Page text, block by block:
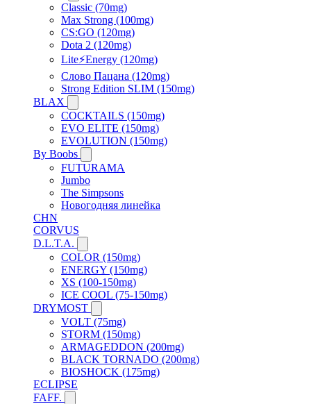
Classic (70mg)
Max Strong (100mg)
CS:GO (120mg)
Dota 2 (120mg)
Lite⚡Energy (120mg)
Слово Пацана (120mg)
Strong Edition SLIM (150mg)
BLAX
COCKTAILS (150mg)
EVO ELITE (150mg)
EVOLUTION (150mg)
By Boobs
FUTURAMA
Jumbo
The Simpsons
Новогодняя линейка
CHN
CORVUS
D.L.T.A.
COLOR (150mg)
ENERGY (150mg)
XS (100-150mg)
ICE COOL (75-150mg)
DRYMOST
VOLT (75mg)
STORM (150mg)
ARMAGEDDON (200mg)
BLACK TORNADO (200mg)
BIOSHOCK (175mg)
ECLIPSE
FAFF.